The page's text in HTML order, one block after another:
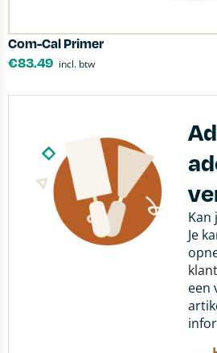
Com-Cal Primer
€83.49 incl. btw
Kan
Je
een